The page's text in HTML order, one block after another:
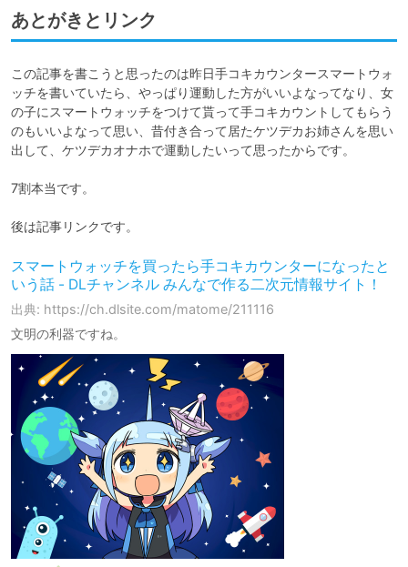
あとがきとリンク
この記事を書こうと思ったのは昨日手コキカウンタースマートウォ
ッチを書いていたら、やっぱり運動した方がいいよなってなり、女
の子にスマートウォッチをつけて貰って手コキカウントしてもらう
のもいいよなって思い、昔付き合って居たケツデカお姉さんを思い
出して、ケツデカオナホで運動したいって思ったからです。
7割本当です。
後は記事リンクです。
スマートウォッチを買ったら手コキカウンターになったと
いう話 - DLチャンネル みんなで作る二次元情報サイト！
出典: https://ch.dlsite.com/matome/211116
文明の利器ですね。